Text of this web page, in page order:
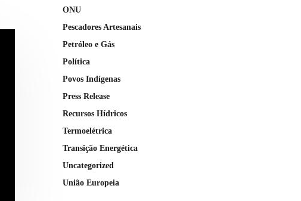
ONU
Pescadores Artesanais
Petróleo e Gás
Política
Povos Indígenas
Press Release
Recursos Hídricos
Termoelétrica
Transição Energética
Uncategorized
União Europeia